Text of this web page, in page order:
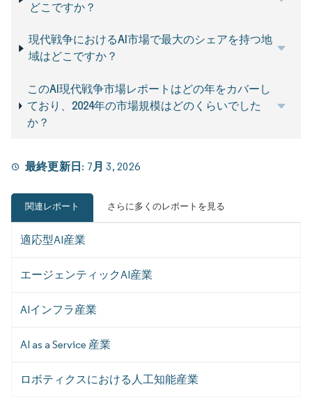
どこですか？
現代戦争におけるAI市場で最大のシェアを持つ地
域はどこですか？
このAI現代戦争市場レポートはどの年をカバーし
ており、2024年の市場規模はどのくらいでした
か？
最終更新日: 7月 3, 2026
関連レポート さらに多くのレポートを見る
適応型AI産業
エージェンティックAI産業
AIインフラ産業
AI as a Service 産業
ロボティクスにおける人工知能産業